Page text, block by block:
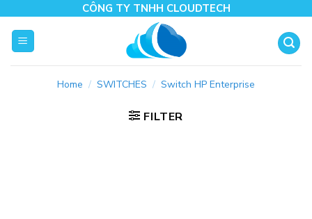
content
CÔNG TY TNHH CLOUDTECH
Home / SWITCHES / Switch HP Enterprise
FILTER